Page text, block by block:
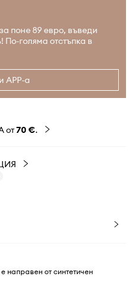
поне 89 евро, въведи
По-голяма отстъпка в
APP-а
от70 €.
направен от синтетичен